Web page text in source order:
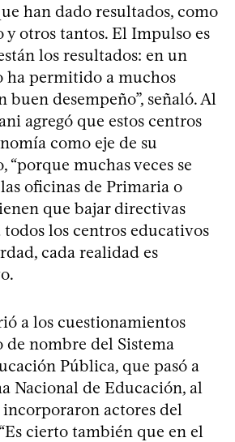
han dado resultados, como
otros tantos. El Impulso es
los resultados: en un
permitido a muchos
buen desempeño”, señaló. Al
agregó que estos centros
como eje de su
muchas veces se
oficinas de Primaria o
que bajar directivas
todos los centros educativos
cada realidad es
a los cuestionamientos
de nombre del Sistema
Pública, que pasó a
Nacional de Educación, al
actores del
cierto también que en el